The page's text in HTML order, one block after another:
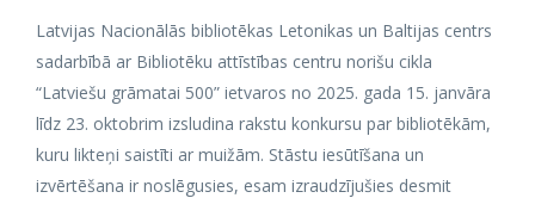
Latvijas Nacionālās bibliotēkas Letonikas un Baltijas centrs
sadarbībā ar Bibliotēku attīstības centru norišu cikla
“Latviešu grāmatai 500” ietvaros no 2025. gada 15. janvāra
līdz 23. oktobrim izsludina rakstu konkursu par bibliotēkām,
kuru likteņi saistīti ar muižām. Stāstu iesūtīšana un
izvērtēšana ir noslēgusies, esam izraudzījušies desmit